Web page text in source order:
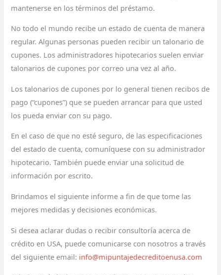
mantenerse en los términos del préstamo.
No todo el mundo recibe un estado de cuenta de manera
regular. Algunas personas pueden recibir un talonario de
cupones. Los administradores hipotecarios suelen enviar
talonarios de cupones por correo una vez al año.
Los talonarios de cupones por lo general tienen recibos de
pago (“cupones”) que se pueden arrancar para que usted
los pueda enviar con su pago.
En el caso de que no esté seguro, de las especificaciones
del estado de cuenta, comuníquese con su administrador
hipotecario. También puede enviar una solicitud de
información por escrito.
Brindamos el siguiente informe a fin de que tome las
mejores medidas y decisiones económicas.
Si desea aclarar dudas o recibir consultoría acerca de
crédito en USA, puede comunicarse con nosotros a través
del siguiente email: info@mipuntajedecreditoenusa.com